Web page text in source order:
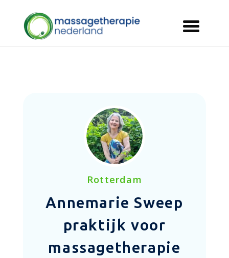
Rotterdam
Annemarie Sweep
praktijk voor
massagetherapie